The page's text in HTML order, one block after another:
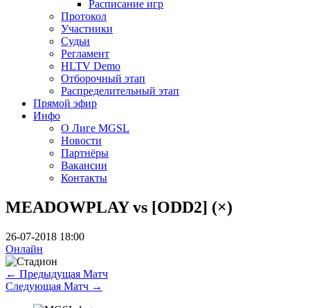
Расписание игр
Протокол
Участники
Судьи
Регламент
HLTV Demo
Отборочный этап
Распределительный этап
Прямой эфир
Инфо
О Лиге MGSL
Новости
Партнёры
Вакансии
Контакты
MEADOWPLAY vs [ODD2] (×)
26-07-2018 18:00
Онлайн
← Предыдущая Матч
Следующая Матч →